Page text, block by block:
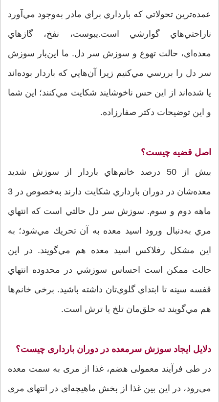
عمده‌ترين تحولاتي كه بارداري براي مادر به‌وجود مي‌آورد
ناراحتي‌هاي گوارشي‌ است.‌يبوست، نفخ، گازهاي
معده‌اي، حالت تهوع و سوزش سر دل‌. ما اين‌بار سوزش
سر دل را بررسي مي‌كنيم زيرا آن‌هايي كه باردار بوده‌اند
يا شده‌‌اند از اين حس ناخوشايند شكايت مي‌كنند؛ اين شما
و اين توضيحات دكتر صفار‌زاده.
اصل قضيه چيست؟
بيش از 50‌ درصد خانم‌هاي باردار از سوزش شديد
معده‌شان در دوران بارداري شكايت دارند به‌خصوص در 3
ماهه دوم و سوم. سوزش سر دل حالتي است كه انتهاي
مري به‌دنبال ورود اسيد معده به آن تحريك مي‌شود؛ به
اين مشكل رفلاكس اسيد معده هم مي‌گويند. در اين
حالت ممكن است احساس سوزشي در محدوده انتهاي
قفسه سينه تا ابتداي گلوي‌تان داشته باشيد. برخي خانم‌ها
هم مي‌گويند ته حلق‌مان تلخ يا ترش است.
دلایل ایجاد سوزش سرمعده در دوران بارداری چیست؟
در طی فرآیند معمولی هضم، غذا از مری به سمت معده
می‌رود، در این بین غذا از بخش ماهیچه‌ای در انتهای مری